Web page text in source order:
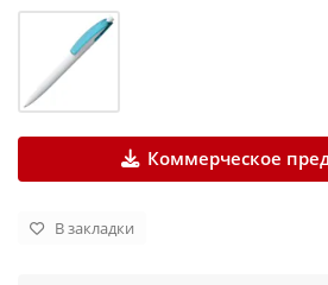
Коммерческое
В закладки